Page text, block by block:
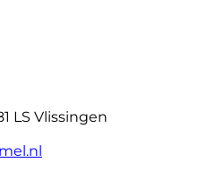
LS Vlissingen